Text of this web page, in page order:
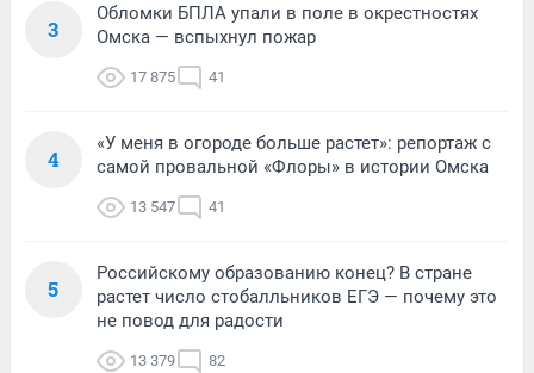
3
Обломки БПЛА упали в поле в окрестностях
Омска — вспыхнул пожар
17 875 41
4
«У меня в огороде больше растет»: репортаж с
самой провальной «Флоры» в истории Омска
13 547 41
5
Российскому образованию конец? В стране
растет число стобалльников ЕГЭ — почему это
не повод для радости
13 379 82